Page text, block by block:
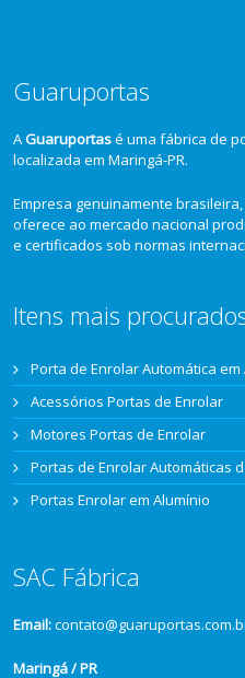
Guaruportas
AGuaruportasé uma fábrica de
localizada em Maringá-PR.
Empresa genuinamente
oferece ao mercado nacional
e certificados sob normas
Itens mais
Porta de Enrolar Automática em
Acessórios Portas de Enrolar
Motores Portas de Enrolar
Portas de Enrolar Automáticas
Portas Enrolar em Alumínio
SAC Fábrica
Email:
Maringá / PR